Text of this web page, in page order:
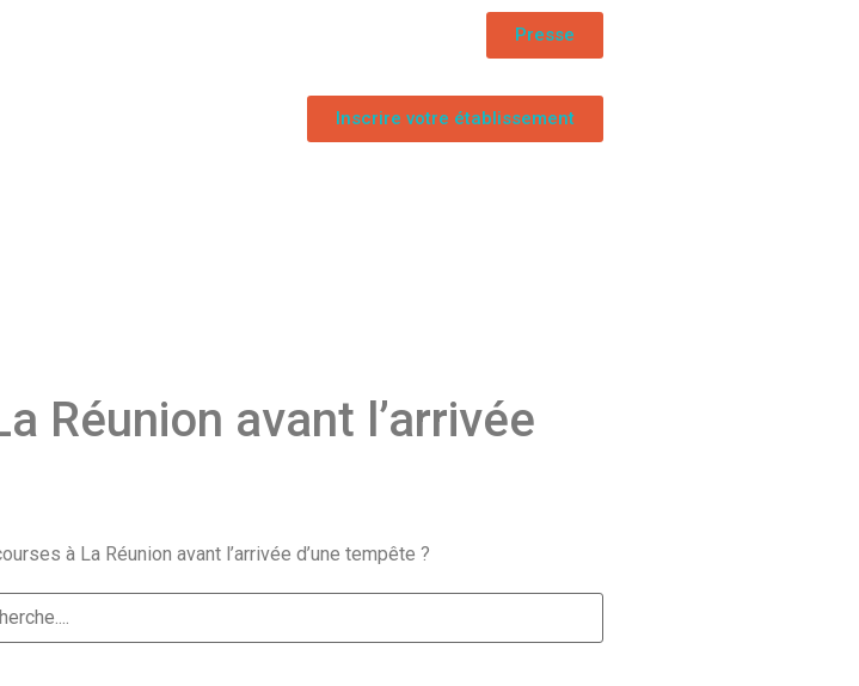
Presse
Inscrire votre établissement
Réunion avant l’arrivée
à La Réunion avant l’arrivée d’une tempête ?